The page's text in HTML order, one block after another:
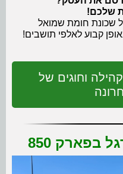
שלכם!
שכונת חומת שמואל
קבוע לאלפי תושבים!
וחוגים של
בפארק 850